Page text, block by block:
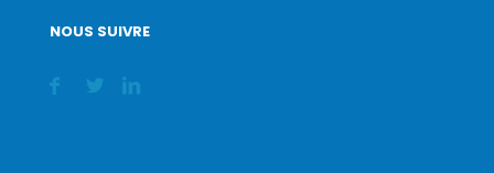
NOUS SUIVRE